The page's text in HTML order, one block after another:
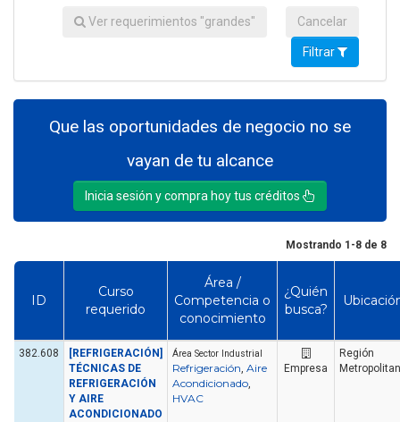
Ver requerimientos "grandes" Cancelar
Filtrar
Que las oportunidades de negocio no se
vayan de tu alcance
Inicia sesión y compra hoy tus créditos
Mostrando 1-8 de 8
ID
Curso
requerido
Área /
Competencia o
conocimiento
¿Quién
busca?
382.608
[REFRIGERACIÓN]
TÉCNICAS DE
REFRIGERACIÓN
Y AIRE
ACONDICIONADO
Área Sector Industrial
Refrigeración, Aire
Acondicionado,
HVAC
Empresa
Región